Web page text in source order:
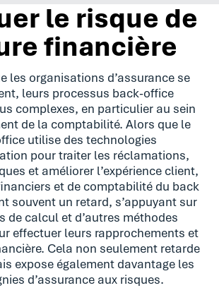
le risque de
financière
les organisations d’assurance se
leurs processus back-office
complexes, en particulier au sein
de la comptabilité. Alors que le
utilise des technologies
pour traiter les réclamations,
et améliorer l’expérience client,
et de comptabilité du back
souvent un retard, s’appuyant sur
de calcul et d’autres méthodes
effectuer leurs rapprochements et
Cela non seulement retarde
expose également davantage les
d’assurance aux risques.